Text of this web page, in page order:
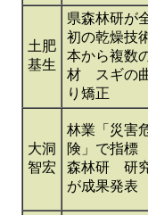
土肥
基生
県森林研が
初の乾燥技
本から複数
材 スギの
り矯正
大洞
智宏
林業「災害
険」で指
森林研 研
が成果発表